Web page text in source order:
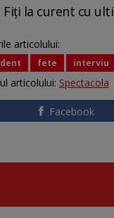
Fiți la curent cu
articolului:
fete interviu
articolului: Spectacola
Facebook